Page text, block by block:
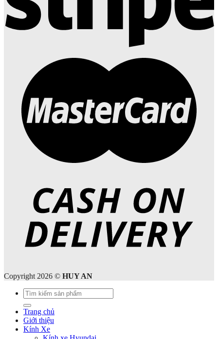
Copyright 2026 © HUY AN
Tìm
kiếm:
Trang chủ
Giới thiệu
Kính Xe